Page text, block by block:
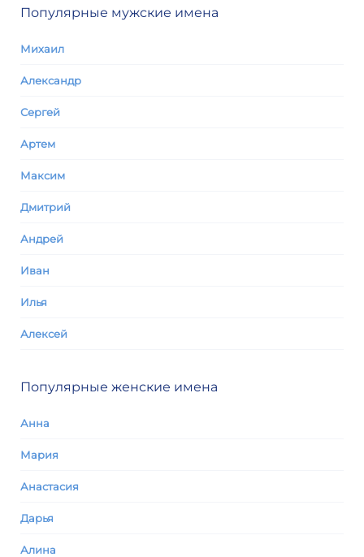
Популярные мужские имена
Михаил
Александр
Сергей
Артем
Максим
Дмитрий
Андрей
Иван
Илья
Алексей
Популярные женские имена
Анна
Мария
Анастасия
Дарья
Алина